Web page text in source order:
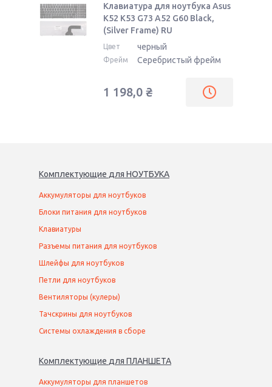
Клавиатура для ноутбука Asus
K52 K53 G73 A52 G60 Black,
(Silver Frame) RU
Цвет черный
Фрейм Серебристый фрейм
1 198,0 ₴
Комплектующие для НОУТБУКА
Аккумуляторы для ноутбуков
Блоки питания для ноутбуков
Клавиатуры
Разъемы питания для ноутбуков
Шлейфы для ноутбуков
Петли для ноутбуков
Вентиляторы (кулеры)
Тачскрины для ноутбуков
Системы охлаждения в сборе
Комплектующие для ПЛАНШЕТА
Аккумуляторы для планшетов